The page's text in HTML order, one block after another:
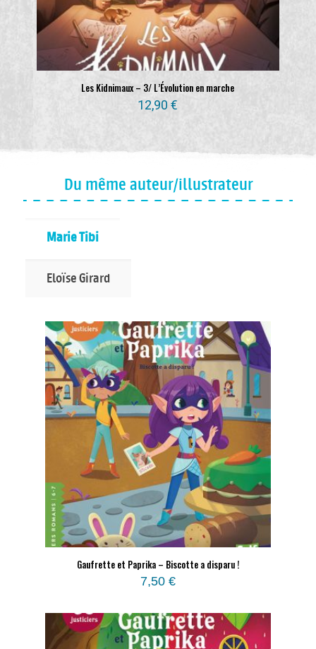
Les Kidnimaux – 3/ L’Évolution en marche
12,90€
Du même auteur/illustrateur
Marie Tibi
Eloïse Girard
Gaufrette et Paprika – Biscotte a disparu !
7,50 €